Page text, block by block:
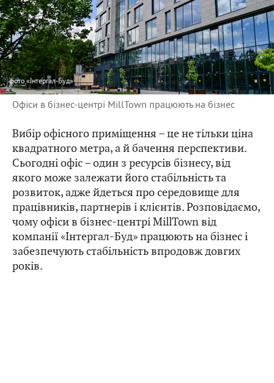
фото«Інтергал-Буд»
Офіси в бізнес-центрі MillTown працюють на бізнес
Вибір офісного приміщення – це не тільки ціна
квадратного метра, а й бачення перспективи.
Сьогодні офіс – один з ресурсів бізнесу, від
якого може залежати його стабільність та
розвиток, адже йдеться про середовище для
працівників, партнерів і клієнтів. Розповідаємо,
чому офіси в бізнес-центрі MillTown від
компанії «Інтергал-Буд» працюють на бізнес і
забезпечують стабільність впродовж довгих
років.